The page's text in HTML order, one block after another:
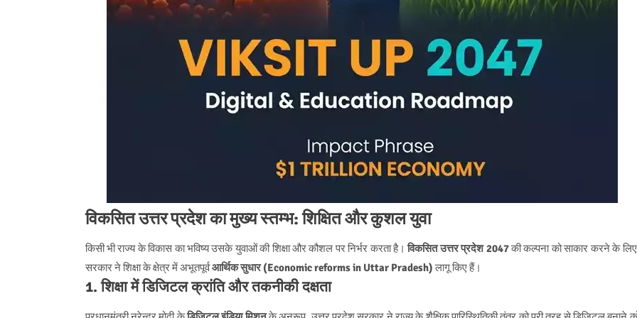
विकसित उत्तर प्रदेश का मुख्य स्तम्भ: शिक्षित और कुशल युवा
किसी भी राज्य के विकास का भविष्य उसके युवाओं की शिक्षा और कौशल पर निर्भर करता है।विकसित उत्तर प्रदेश 2047की कल्पना को साकार करने के
सरकार ने शिक्षा के क्षेत्र में अभूतपूर्वआर्थिक सुधार (Economic reforms in Uttar Pradesh)लागू किए हैं।
1. शिक्षा में डिजिटल क्रांति और तकनीकी दक्षता